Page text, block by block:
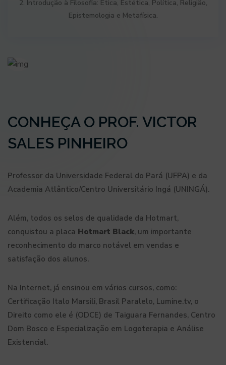
2. Introdução à Filosofia: Ética, Estética, Política, Religião,
Epistemologia e Metafísica.
CONHEÇA O PROF. VICTOR
SALES PINHEIRO
Professor da Universidade Federal do Pará (UFPA) e da
Academia Atlântico/Centro Universitário Ingá (UNINGÁ).
Além, todos os selos de qualidade da Hotmart,
conquistou a placa Hotmart Black, um importante
reconhecimento do marco notável em vendas e
satisfação dos alunos.
Na Internet, já ensinou em vários cursos, como:
Certificação Italo Marsili, Brasil Paralelo, Lumine.tv, o
Direito como ele é (ODCE) de Taiguara Fernandes, Centro
Dom Bosco e Especialização em Logoterapia e Análise
Existencial.